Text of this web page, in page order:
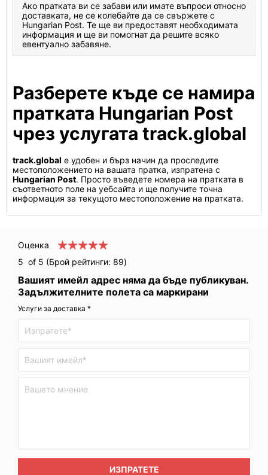
Ако пратката ви се забави или имате въпроси относно
доставката, не се колебайте да се свържете с
Hungarian Post. Те ще ви предоставят необходимата
информация и ще ви помогнат да решите всяко
евентуално забавяне.
Разберете къде се намира
пратката Hungarian Post
чрез услугата track.global
track.global е удобен и бърз начин да проследите
местоположението на вашата пратка, изпратена с
Hungarian Post. Просто въведете номера на пратката в
съответното поле на уебсайта и ще получите точна
информация за текущото местоположение на пратката.
Оценка
5 of 5 (Брой рейтинги: 89)
Вашият имейл адрес няма да бъде публикуван.
Задължителните полета са маркирани
Услуги за доставка *
ИЗПРАТЕТЕ